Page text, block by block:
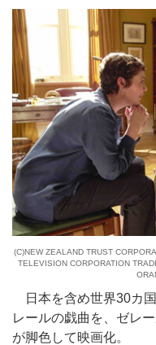
(C)NEW ZEALAND TRUST
TELEVISION CORPORATION
日本を含め世界30カ
レールの戯曲を、ゼレ
が脚色して映画化。